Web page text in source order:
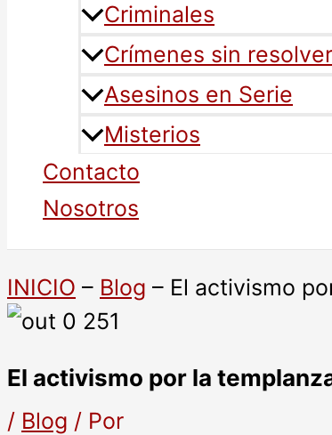
Criminales
Crímenes sin resolver
Asesinos en Serie
Misterios
Contacto
Nosotros
INICIO – Blog – El activismo
El activismo por la
/ Blog / Por